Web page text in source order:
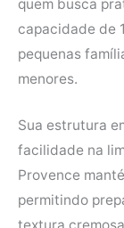
quem busca
capacidade de
pequenas
menores.
Sua estrutura
facilidade na
Provence
permitindo